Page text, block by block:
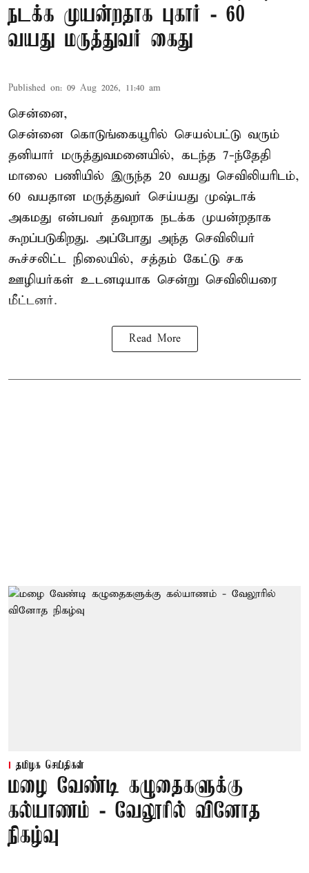
நடக்க முயன்றதாக புகார் - 60
வயது மருத்துவர் கைது
Published on: 09 Aug 2026, 11:40 am
சென்னை,
சென்னை கொடுங்கையூரில் செயல்பட்டு வரும்
தனியார் மருத்துவமனையில், கடந்த 7-ந்தேதி
மாலை பணியில் இருந்த 20 வயது செவிலியரிடம்,
60 வயதான மருத்துவர் செய்யது முஷ்டாக்
அகமது என்பவர் தவறாக நடக்க முயன்றதாக
கூறப்படுகிறது. அப்போது அந்த செவிலியர்
கூச்சலிட்ட நிலையில், சத்தம் கேட்டு சக
ஊழியர்கள் உடனடியாக சென்று செவிலியரை
மீட்டனர்.
Read More
தமிழக செய்திகள்
மழை வேண்டி கழுதைகளுக்கு
கல்யாணம் - வேலூரில் வினோத
நிகழ்வு